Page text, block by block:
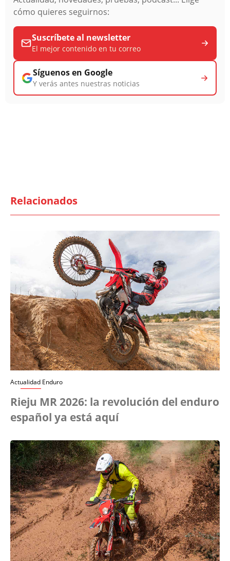
cómo quieres seguirnos:
Suscríbete al newsletter
El mejor contenido en tu correo
Síguenos en Google
Y verás antes nuestras noticias
Relacionados
Actualidad Enduro
Rieju MR 2026: la revolución del enduro
español ya está aquí